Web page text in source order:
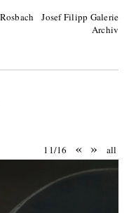
Josef Filipp Galerie
Archiv
11/16 « » all